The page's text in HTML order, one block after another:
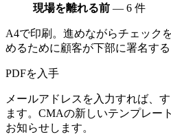
現場を離れる前 — 6 件
A4で印刷。進めながらチェック
めるために顧客が下部に署名す
PDFを入手
メールアドレスを入力すれば、
ます。CMAの新しいテンプレー
お知らせします。